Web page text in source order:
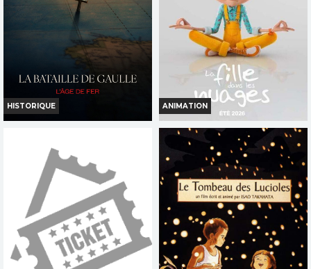
INT. -12ans
VOST
TOUT PUBLIC
VI
HISTORIQUE
Horaires et Infos
Bande-annonce
Réservation
TOUT PUBLIC
ANIMATION
LA FILLE DANS LES NUAGES
Horaires et Infos
Bande-annonce
Réservation
TOUT PUBLIC
VF
VI